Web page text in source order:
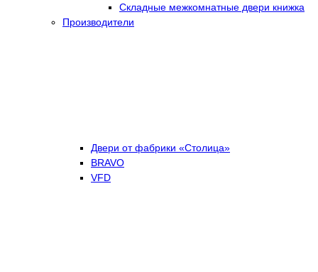
Складные межкомнатные двери книжка
Производители
Двери от фабрики «Столица»
BRAVO
VFD